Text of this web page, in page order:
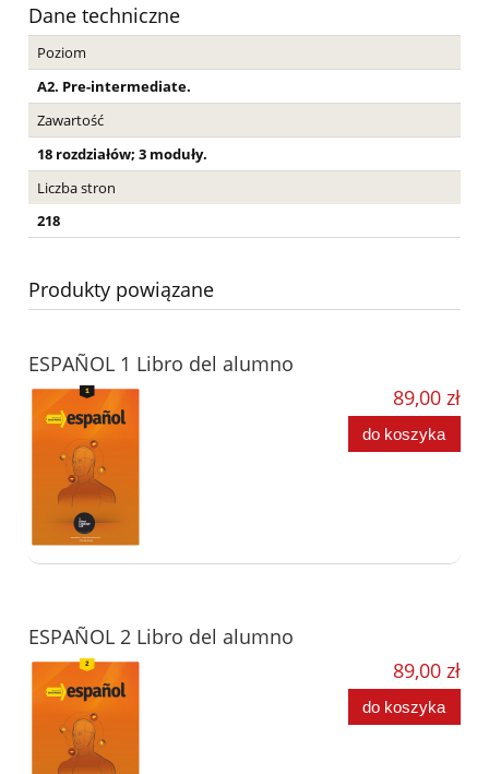
Dane techniczne
Poziom
A2. Pre-intermediate.
Zawartość
18 rozdziałów; 3 moduły.
Liczba stron
218
Produkty powiązane
ESPAÑOL 1 Libro del alumno
89,00 zł
do koszyka
ESPAÑOL 2 Libro del alumno
89,00 zł
do koszyka